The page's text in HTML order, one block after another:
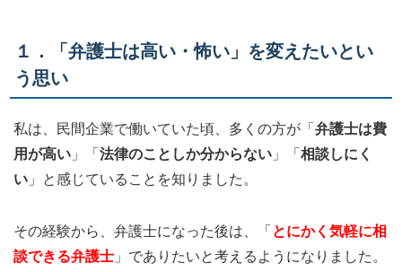
１．「弁護士は高い・怖い」を変えたいとい
う思い
私は、民間企業で働いていた頃、多くの方が「弁護士は費
用が高い 」「法律のことしか分からない 」「相談しにく
い 」と感じていることを知りました。
その経験から、弁護士になった後は、「 とにかく気軽に相
談できる弁護士 」でありたいと考えるようになりました。